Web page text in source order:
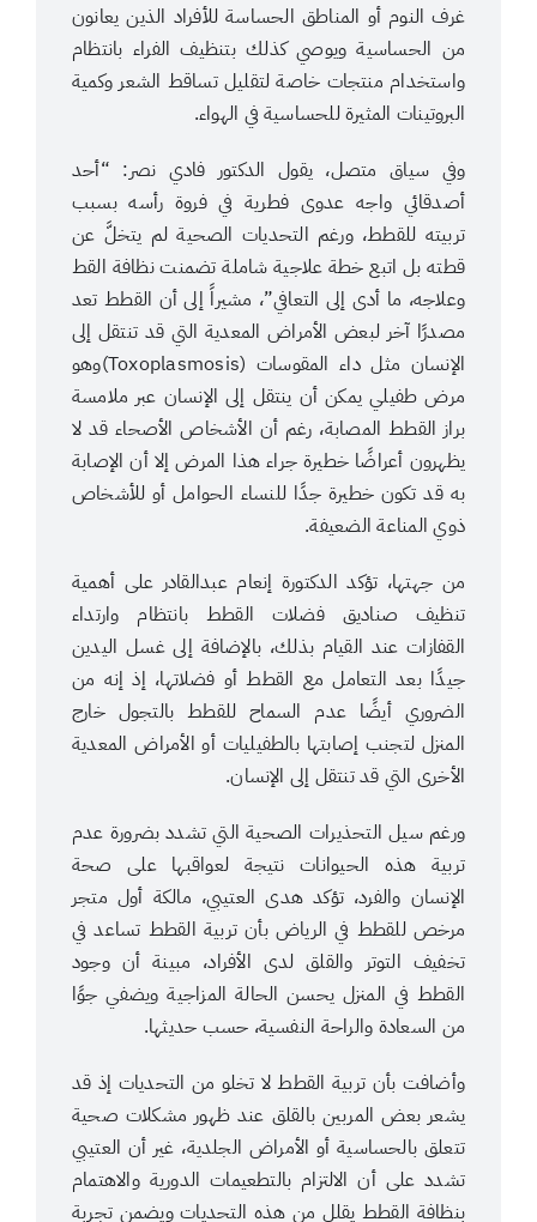
غرف النوم أو المناطق الحساسة للأفراد الذين يعانون
من الحساسية ويوصي كذلك بتنظيف الفراء بانتظام
واستخدام منتجات خاصة لتقليل تساقط الشعر وكمية
البروتينات المثيرة للحساسية في الهواء.
وفي سياق متصل، يقول الدكتور فادي نصر: “أحد
أصدقائي واجه عدوى فطرية في فروة رأسه بسبب
تربيته للقطط، ورغم التحديات الصحية لم يتخلَّ عن
قطته بل اتبع خطة علاجية شاملة تضمنت نظافة القط
وعلاجه، ما أدى إلى التعافي”، مشيراً إلى أن القطط تعد
مصدرًا آخر لبعض الأمراض المعدية التي قد تنتقل إلى
الإنسان مثل داء المقوسات (Toxoplasmosis)وهو
مرض طفيلي يمكن أن ينتقل إلى الإنسان عبر ملامسة
براز القطط المصابة، رغم أن الأشخاص الأصحاء قد لا
يظهرون أعراضًا خطيرة جراء هذا المرض إلا أن الإصابة
به قد تكون خطيرة جدًا للنساء الحوامل أو للأشخاص
ذوي المناعة الضعيفة.
من جهتها، تؤكد الدكتورة إنعام عبدالقادر على أهمية
تنظيف صناديق فضلات القطط بانتظام وارتداء
القفازات عند القيام بذلك، بالإضافة إلى غسل اليدين
جيدًا بعد التعامل مع القطط أو فضلاتها، إذ إنه من
الضروري أيضًا عدم السماح للقطط بالتجول خارج
المنزل لتجنب إصابتها بالطفيليات أو الأمراض المعدية
الأخرى التي قد تنتقل إلى الإنسان.
ورغم سيل التحذيرات الصحية التي تشدد بضرورة عدم
تربية هذه الحيوانات نتيجة لعواقبها على صحة
الإنسان والفرد، تؤكد هدى العتيبي، مالكة أول متجر
مرخص للقطط في الرياض بأن تربية القطط تساعد في
تخفيف التوتر والقلق لدى الأفراد، مبينة أن وجود
القطط في المنزل يحسن الحالة المزاجية ويضفي جوًا
من السعادة والراحة النفسية، حسب حديثها.
وأضافت بأن تربية القطط لا تخلو من التحديات إذ قد
يشعر بعض المربين بالقلق عند ظهور مشكلات صحية
تتعلق بالحساسية أو الأمراض الجلدية، غير أن العتيبي
تشدد على أن الالتزام بالتطعيمات الدورية والاهتمام
بنظافة القطط يقلل من هذه التحديات ويضمن تجربة